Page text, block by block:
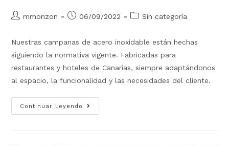
mmonzon 06/09/2022 Sin categoría
Nuestras campanas de acero inoxidable están hechas
siguiendo la normativa vigente. Fabricadas para
restaurantes y hoteles de Canarias, siempre adaptándonos
al espacio, la funcionalidad y las necesidades del cliente.
Continuar Leyendo